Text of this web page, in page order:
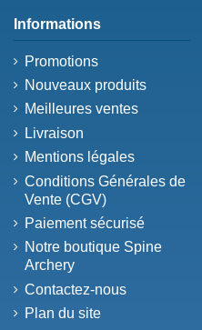
Informations
Promotions
Nouveaux produits
Meilleures ventes
Livraison
Mentions légales
Conditions Générales de
Vente (CGV)
Paiement sécurisé
Notre boutique Spine
Archery
Contactez-nous
Plan du site